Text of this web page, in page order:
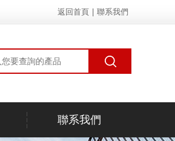
返回首頁 聯系我們
聯系我們